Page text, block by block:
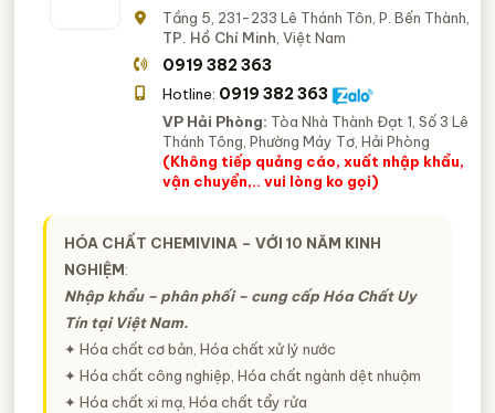
Tầng 5, 231-233 Lê Thánh Tôn, P. Bến Thành,
TP. Hồ Chí Minh , Việt Nam
0919 382 363
Hotline: 0919 382 363
VP Hải Phòng: Tòa Nhà Thành Đạt 1, Số 3 Lê
Thánh Tông, Phường Máy Tơ, Hải Phòng
(Không tiếp quảng cáo, xuất nhập khẩu,
vận chuyển,.. vui lòng ko gọi)
HÓA CHẤT CHEMIVINA – VỚI 10 NĂM KINH
NGHIỆM:
Nhập khẩu – phân phối – cung cấp Hóa Chất Uy
Tín tại Việt Nam.
✦ Hóa chất cơ bản, Hóa chất xử lý nước
✦ Hóa chất công nghiệp, Hóa chất ngành dệt nhuộm
✦ Hóa chất xi mạ, Hóa chất tẩy rửa